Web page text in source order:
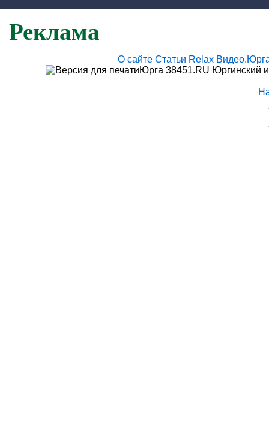
Реклама
О сайте Статьи Relax
Юрга 38451.RU Юргинский